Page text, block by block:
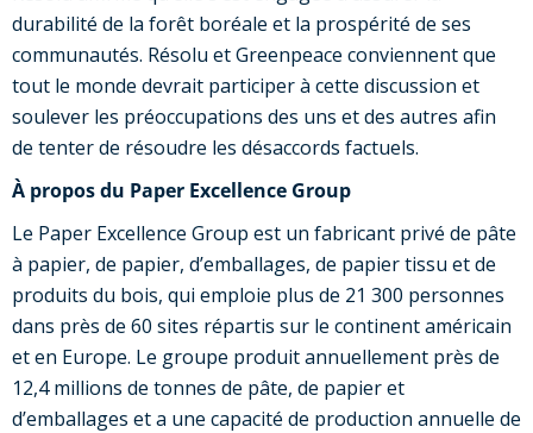
durabilité de la forêt boréale et la prospérité de ses
communautés. Résolu et Greenpeace conviennent que
tout le monde devrait participer à cette discussion et
soulever les préoccupations des uns et des autres afin
de tenter de résoudre les désaccords factuels.
À propos du Paper Excellence Group
Le Paper Excellence Group est un fabricant privé de pâte
à papier, de papier, d’emballages, de papier tissu et de
produits du bois, qui emploie plus de 21 300 personnes
dans près de 60 sites répartis sur le continent américain
et en Europe. Le groupe produit annuellement près de
12,4 millions de tonnes de pâte, de papier et
d’emballages et a une capacité de production annuelle de